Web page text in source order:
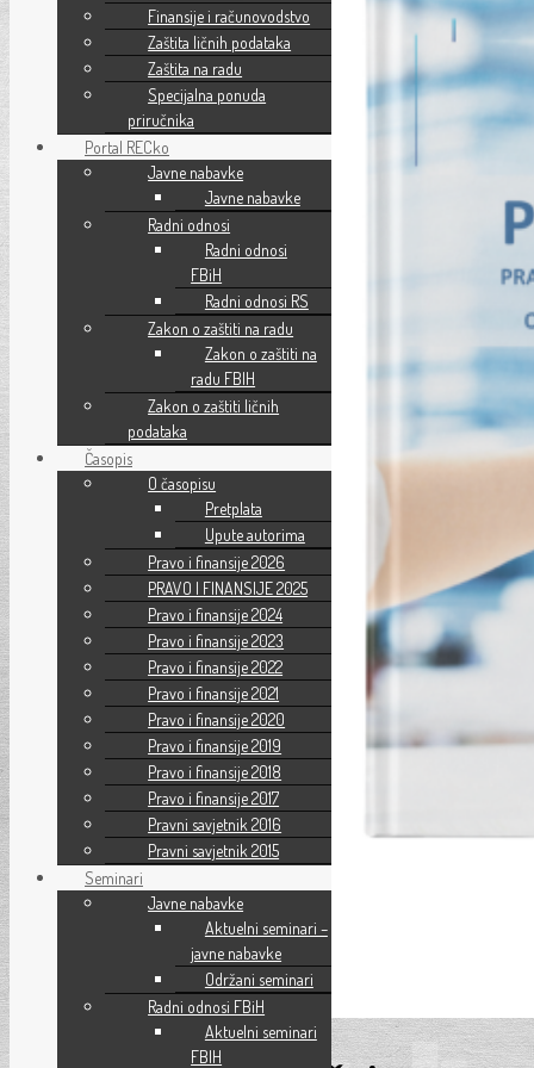
Finansije i računovodstvo
Zaštita ličnih podataka
Zaštita na radu
Specijalna ponuda
priručnika
Portal RECko
Javne nabavke
Javne nabavke
Radni odnosi
Radni odnosi
FBiH
Radni odnosi RS
Zakon o zaštiti na radu
Zakon o zaštiti na
radu FBIH
Zakon o zaštiti ličnih
podataka
Časopis
O časopisu
Pretplata
Upute autorima
Pravo i finansije 2026
PRAVO I FINANSIJE 2025
Pravo i finansije 2024
Pravo i finansije 2023
Pravo i finansije 2022
Pravo i finansije 2021
Pravo i finansije 2020
Pravo i finansije 2019
Pravo i finansije 2018
Pravo i finansije 2017
Pravni savjetnik 2016
Pravni savjetnik 2015
Seminari
Javne nabavke
Aktuelni seminari –
javne nabavke
Održani seminari
Radni odnosi FBiH
Aktuelni seminari
FBIH